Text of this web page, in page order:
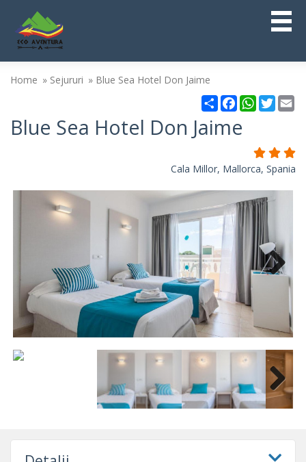
Home Sejururi Blue Sea Hotel Don Jaime
Partajare
Facebook
Blue Sea Hotel Don Jaime
Cala Millor, Mallorca, Spania
Next